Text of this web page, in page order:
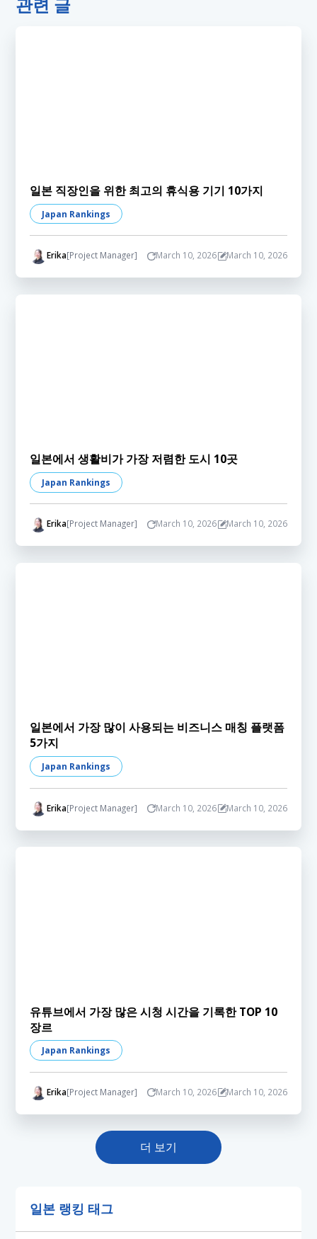
관련 글
일본 직장인을 위한 최고의 휴식용 기기 10가지
Japan Rankings
Erika[Project Manager] March 10, 2026 March 10, 2026
일본에서 생활비가 가장 저렴한 도시 10곳
Japan Rankings
Erika[Project Manager] March 10, 2026 March 10, 2026
일본에서 가장 많이 사용되는 비즈니스 매칭 플랫폼
5가지
Japan Rankings
Erika[Project Manager] March 10, 2026 March 10, 2026
유튜브에서 가장 많은 시청 시간을 기록한 TOP 10
장르
Japan Rankings
Erika[Project Manager] March 10, 2026 March 10, 2026
더 보기
일본 랭킹 태그